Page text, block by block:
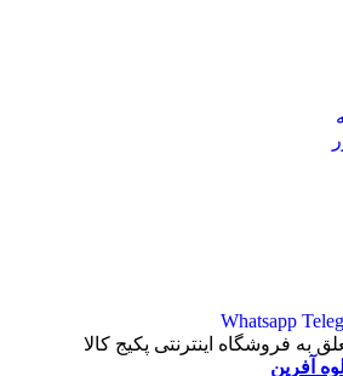
Whatsapp
به فروشگاه اینترنتی پکیج کالا
آفرین